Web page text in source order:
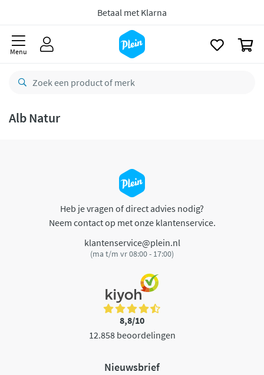
Betaal met Klarna
Menu
Alb Natur
Heb je vragen of direct advies nodig?
Neem contact op met onze klantenservice.
klantenservice@plein.nl
(ma t/m vr 08:00 - 17:00)
8,8/10
12.858 beoordelingen
Nieuwsbrief